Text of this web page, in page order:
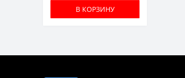
В КОРЗИНУ